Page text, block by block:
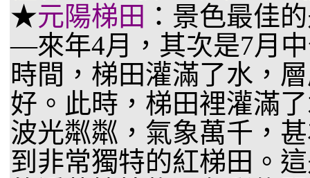
★元陽梯田 ：景色最佳
—來年4月，其次是7月
時間，梯田灌滿了水，
好。此時，梯田裡灌滿
波光粼粼，氣象萬千，
到非常獨特的紅梯田。